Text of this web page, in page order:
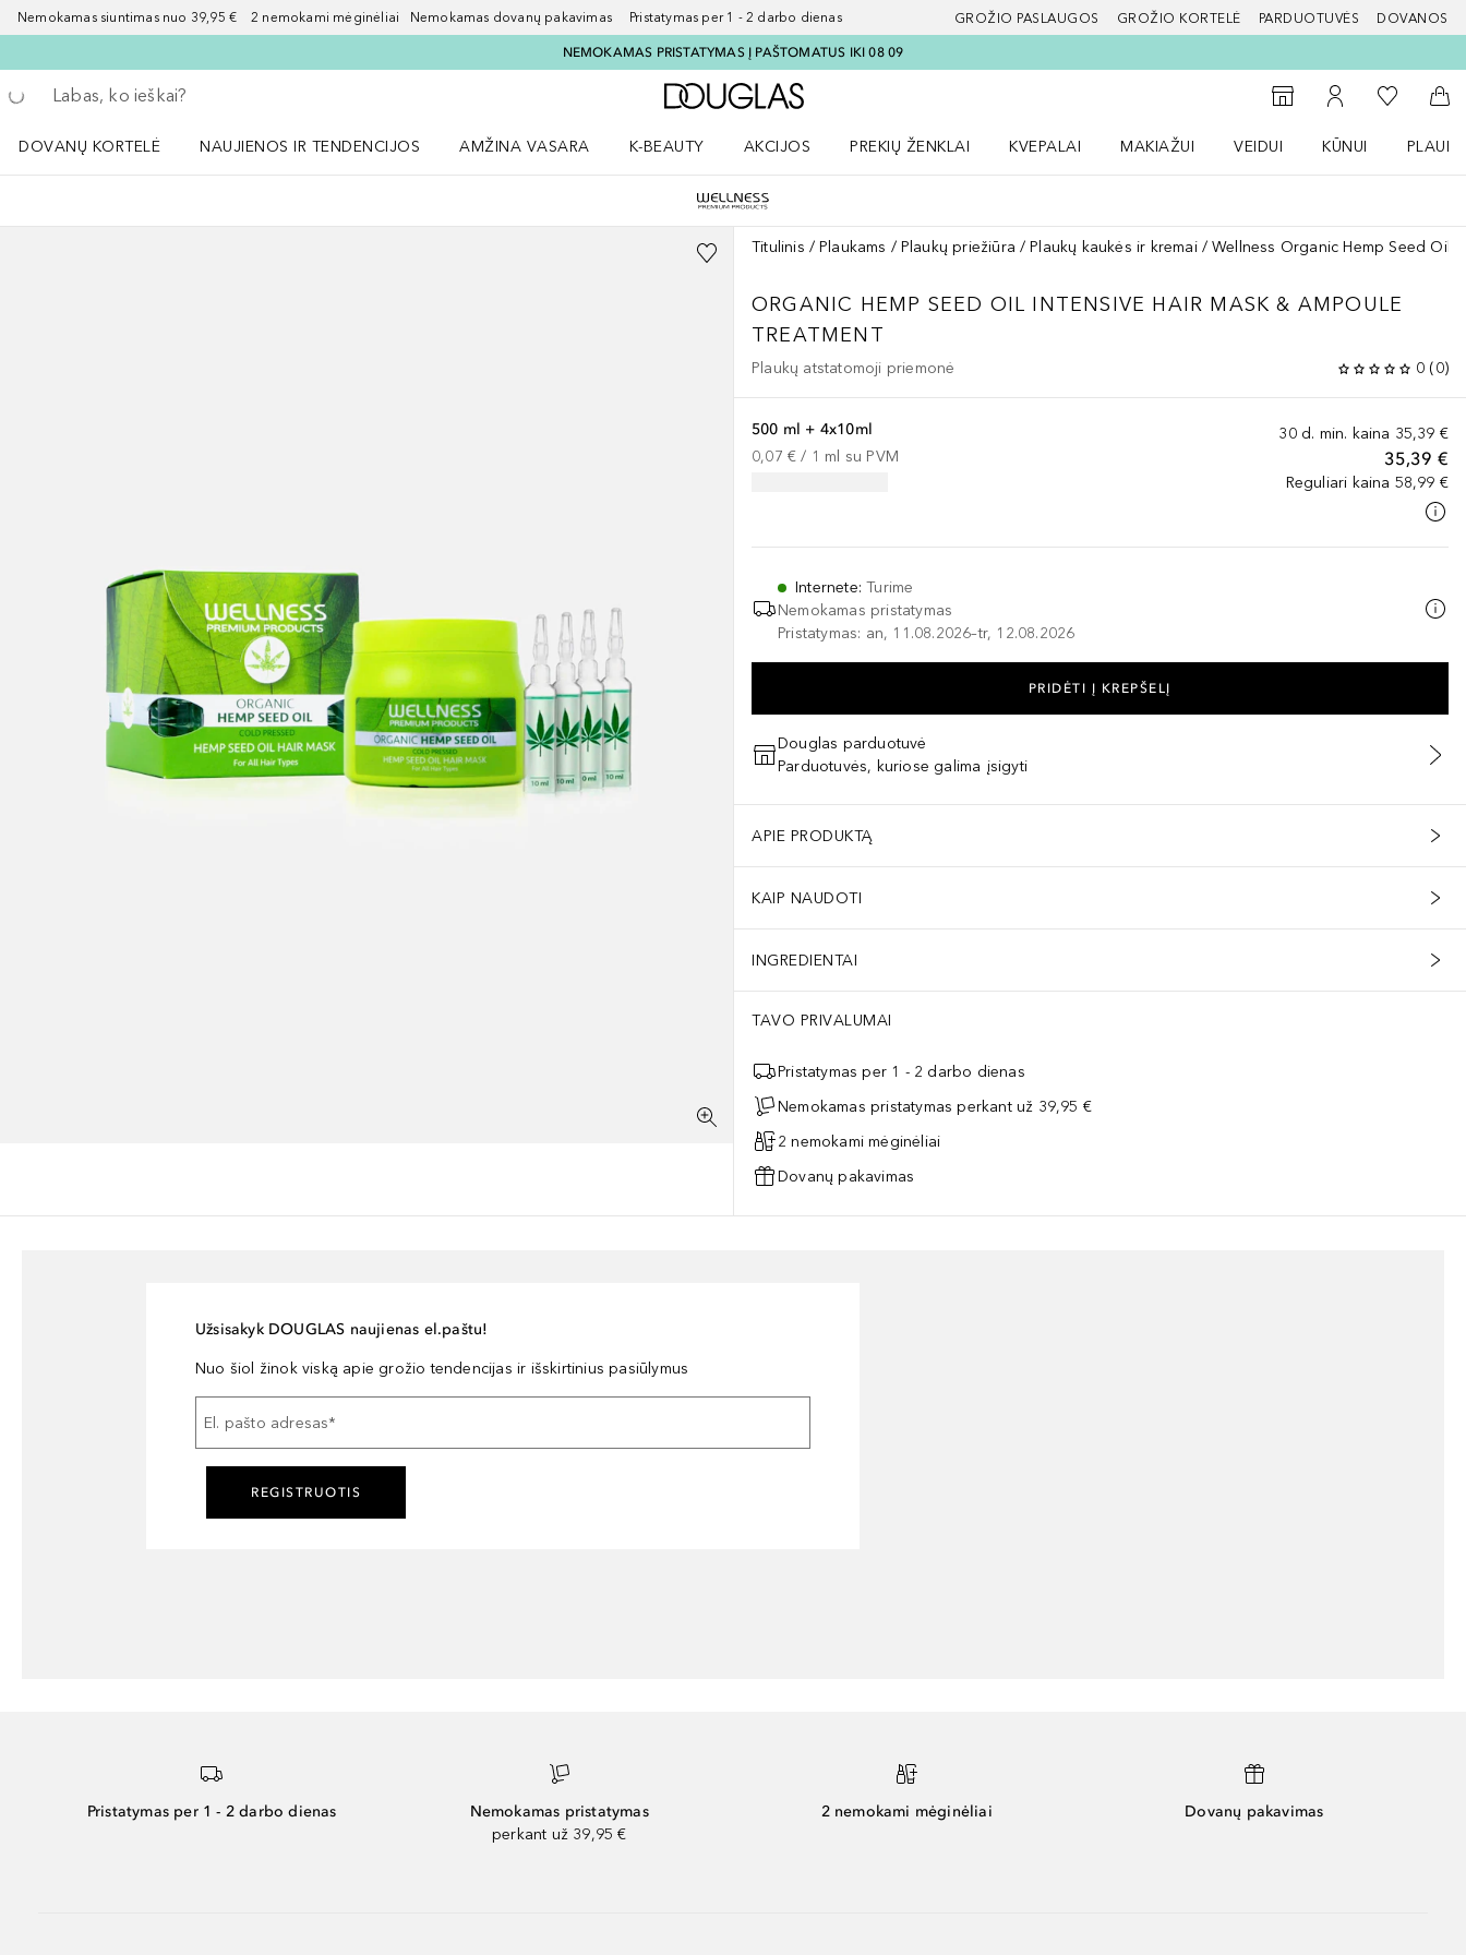
Nemokamas siuntimas nuo 39,95 € 2 nemokami mėginėliai Nemokamas dovanų pakavimas Pristatymas per 1 - 2 darbo dienas GROŽIO PASLAUGOS GROŽIO KORTELĖ PARDUOTUVĖS DOVANOS
NEMOKAMAS PRISTATYMAS Į PAŠTOMATUS IKI 08 09
Grįžk atgal
Vykdykite paiešką
Į Douglas pagrindinį puslapį
Į parduotuvių paiešką
Į mano paskyrą
Į mano
Į
DOVANŲ KORTELĖ
NAUJIENOS IR TENDENCIJOS
AMŽINA VASARA
K-BEAUTY
AKCIJOS
PREKIŲ ŽENKLAI
KVEPALAI
MAKIAŽUI
VEIDUI
KŪNUI
Titulinis Plaukams Plaukų priežiūra Plaukų kaukės ir kremai Wellness Organic Hemp Seed Oil
ORGANIC HEMP SEED OIL INTENSIVE HAIR MASK & AMPOULE
TREATMENT
Plaukų atstatomoji priemonė 0 (0)
30 d. min. kaina 35,39 €
35,39 €
Reguliari kaina 58,99 €
500 ml + 4x10ml
0,07 € / 1 ml su PVM
Internete:Turime
Nemokamas pristatymas
Pristatymas: an, 11.08.2026–tr, 12.08.2026
PRIDĖTI Į KREPŠELĮ
Douglas parduotuvė
Parduotuvės, kuriose galima įsigyti
APIE PRODUKTĄ
KAIP NAUDOTI
INGREDIENTAI
TAVO PRIVALUMAI
Pristatymas per 1 - 2 darbo dienas
Nemokamas pristatymas perkant už 39,95 €
2 nemokami mėginėliai
Dovanų pakavimas
Užsisakyk DOUGLAS naujienas el.paštu!
Nuo šiol žinok viską apie grožio tendencijas ir išskirtinius pasiūlymus
El. pašto adresas*
REGISTRUOTIS
Pristatymas per 1 - 2 darbo dienas
Nemokamas pristatymas
perkant už 39,95 €
2 nemokami mėginėliai Dovanų pakavimas